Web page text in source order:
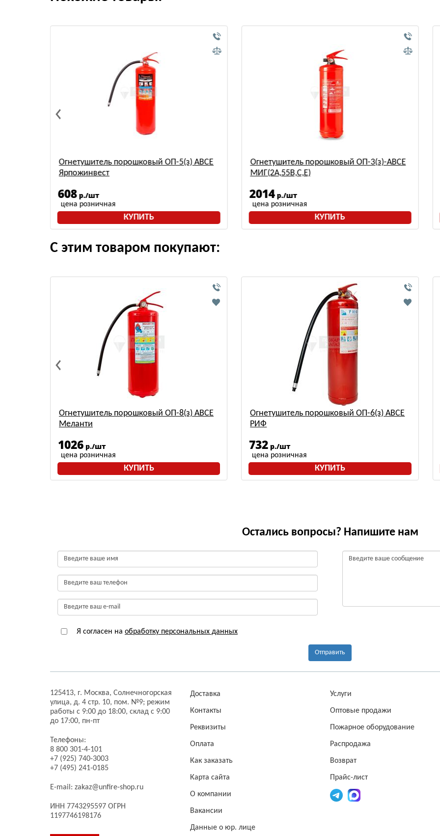
Огнетушитель порошковый ОП-5(з) АВСЕ
Ярпожинвест
608 р./шт
цена розничная
КУПИТЬ
Огнетушитель порошковый ОП-3(з)-ABCE
МИГ(2A,55B,С,Е)
2014 р./шт
цена розничная
КУПИТЬ
С этим товаром покупают:
Огнетушитель порошковый ОП-8(з) АВСЕ
Меланти
1026 р./шт
цена розничная
КУПИТЬ
Огнетушитель порошковый ОП-6(з) АВСЕ
РИФ
732 р./шт
цена розничная
КУПИТЬ
Остались вопросы? Напишите нам
Я согласен на обработку персональных данных
Отправить
125413, г. Москва, Солнечногорская
улица, д. 4 стр. 10, пом. №9; режим
работы с 9:00 до 18:00, склад с 9:00
до 17:00, пн-пт
Телефоны:
8 800 301-4-101
+7 (925) 740-3003
+7 (495) 241-0185
E-mail: zakaz@unfire-shop.ru
ИНН 7743295597 ОГРН
1197746198176
Доставка
Контакты
Реквизиты
Оплата
Как заказать
Карта сайта
О компании
Вакансии
Данные о юр. лице
Услуги
Оптовые продажи
Пожарное оборудование
Распродажа
Возврат
Прайс-лист